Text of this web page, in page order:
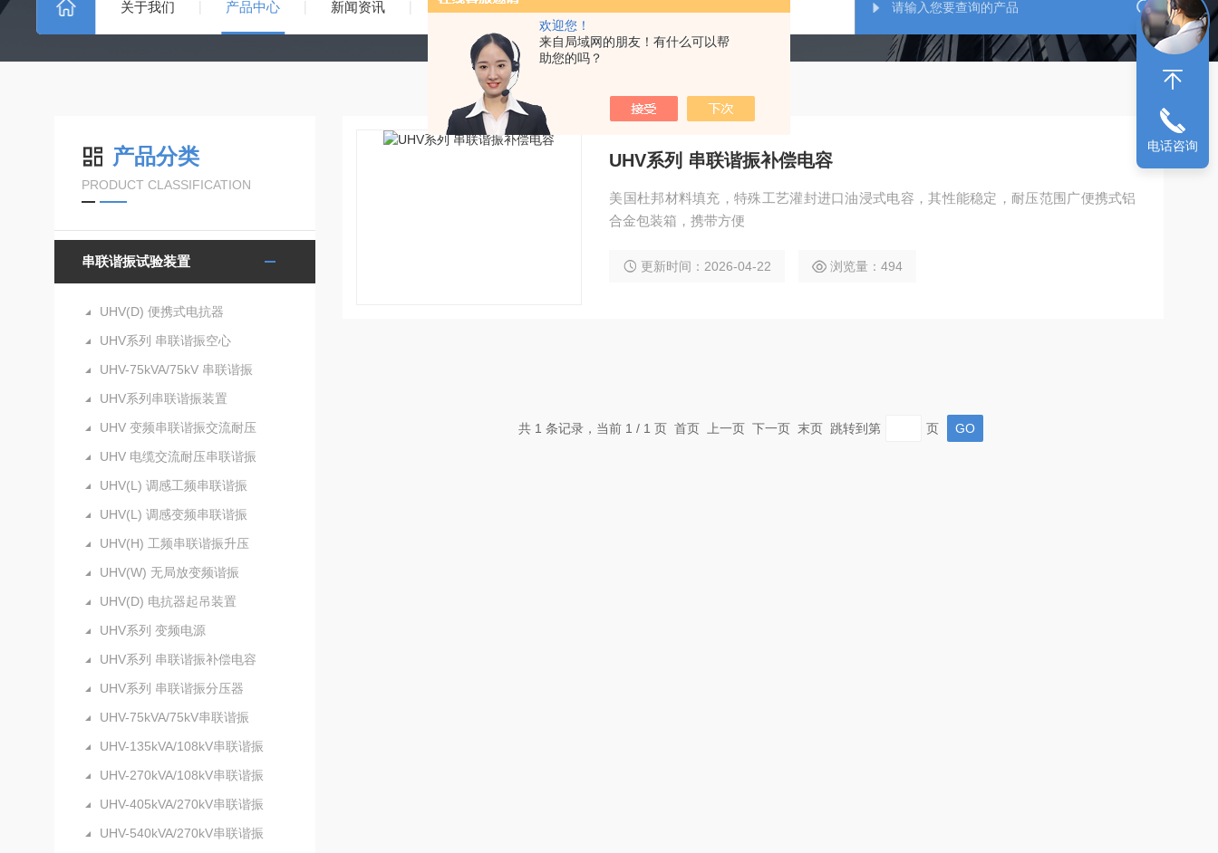
欢迎您！
来自局域网的朋友！有什么可以帮
助您的吗？
关于我们 产品中心 新闻资讯 技术文章
产品分类
PRODUCT CLASSIFICATION
串联谐振试验装置
UHV(D) 便携式电抗器
UHV系列 串联谐振空心
UHV-75kVA/75kV 串联谐振
UHV系列串联谐振装置
UHV 变频串联谐振交流耐压
UHV 电缆交流耐压串联谐振
UHV(L) 调感工频串联谐振
UHV(L) 调感变频串联谐振
UHV(H) 工频串联谐振升压
UHV(W) 无局放变频谐振
UHV(D) 电抗器起吊装置
UHV系列 变频电源
UHV系列 串联谐振补偿电容
UHV系列 串联谐振分压器
UHV-75kVA/75kV串联谐振
UHV-135kVA/108kV串联谐振
UHV-270kVA/108kV串联谐振
UHV-405kVA/270kV串联谐振
UHV-540kVA/270kV串联谐振
UHV系列 串联谐振补偿电容
美国杜邦材料填充，特殊工艺灌封进口油浸式电容，其性能稳定，耐压范围广便携式铝
合金包装箱，携带方便
更新时间：2026-04-22 浏览量：494
共 1 条记录，当前 1 / 1 页 首页 上一页 下一页 末页 跳转到第 页
电话咨询